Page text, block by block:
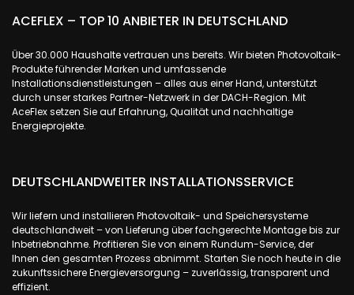
ACEFLEX – TOP 10 ANBIETER IN DEUTSCHLAND
Über 30.000 Haushalte vertrauen uns bereits. Wir bieten Photovoltaik-
Produkte führender Marken und umfassende
Installationsdienstleistungen – alles aus einer Hand, unterstützt
durch unser starkes Partner-Netzwerk in der DACH-Region. Mit
AceFlex setzen Sie auf Erfahrung, Qualität und nachhaltige
Energieprojekte.
DEUTSCHLANDWEITER INSTALLATIONSSERVICE
Wir liefern und installieren Photovoltaik- und Speichersysteme
deutschlandweit – von Lieferung über fachgerechte Montage bis zur
Inbetriebnahme. Profitieren Sie von einem Rundum-Service, der
Ihnen den gesamten Prozess abnimmt. Starten Sie noch heute in die
zukunftssichere Energieversorgung – zuverlässig, transparent und
effizient.